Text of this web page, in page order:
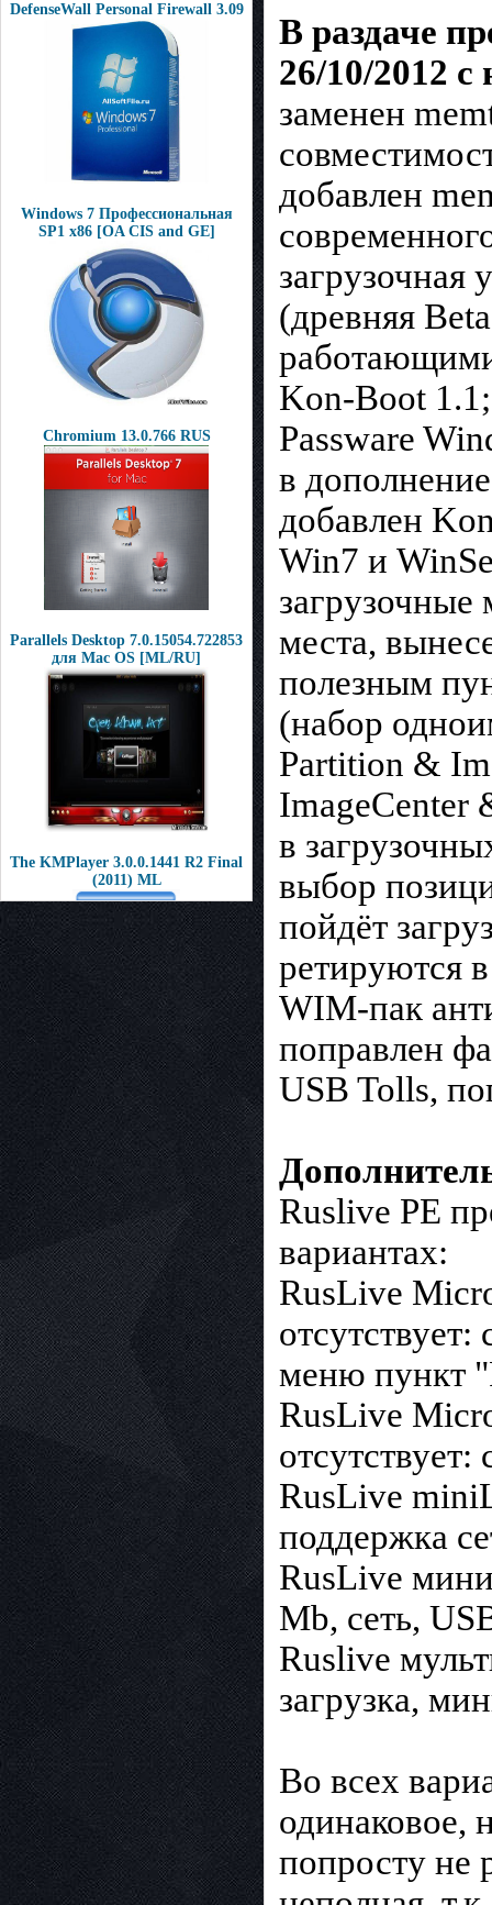
DefenseWall Personal Firewall 3.09
Windows 7 Профессиональная
SP1 x86 [OA CIS and GE]
Chromium 13.0.766 RUS
Parallels Desktop 7.0.15054.722853
для Mac OS [ML/RU]
The KMPlayer 3.0.0.1441 R2 Final
(2011) ML
В раздаче
26/10/2012
заменен
добавлен
загрузочная
(древняя
Kon-Boot 1.1;
Passware
в
добавлен
Win7 и
места,
полезным
(набор
Partition &
ImageCenter
в
выбор
пойдёт
ретируются
WIM-пак
поправлен
USB Tolls,
Ruslive PE
вариантах:
RusLive
отсутствует:
меню пункт
RusLive
RusLive
поддержка
RusLive
Mb, сеть,
Ruslive
загрузка,
Во всех
одинаковое,
попросту не